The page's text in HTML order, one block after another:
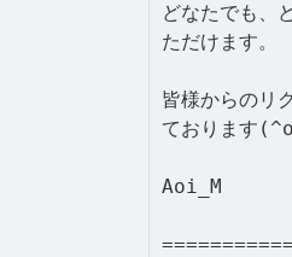
どなたでも、
ただけます。
皆様からのリ
ております
Aoi_M